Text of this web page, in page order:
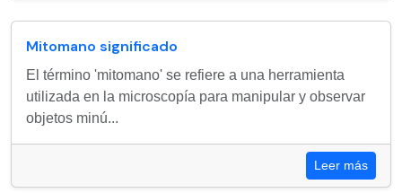
Mitomano significado
El término 'mitomano' se refiere a una herramienta
utilizada en la microscopía para manipular y observar
objetos minú...
Leer más